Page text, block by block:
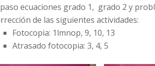
ecuaciones grado 1, grado 2 y
de las siguientes actividades:
Fotocopia: 1lmnop, 9, 10, 13
Atrasado fotocopia: 3, 4, 5